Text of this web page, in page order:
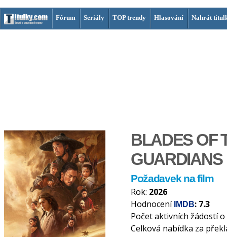
Fórum Seriály TOP trendy Hlasování Nahrát
BLADES OF
GUARDIANS
Požadavek na film
Rok: 2026
Hodnocení IMDB: 7.3
Počet aktivních žádostí
Celková nabídka za